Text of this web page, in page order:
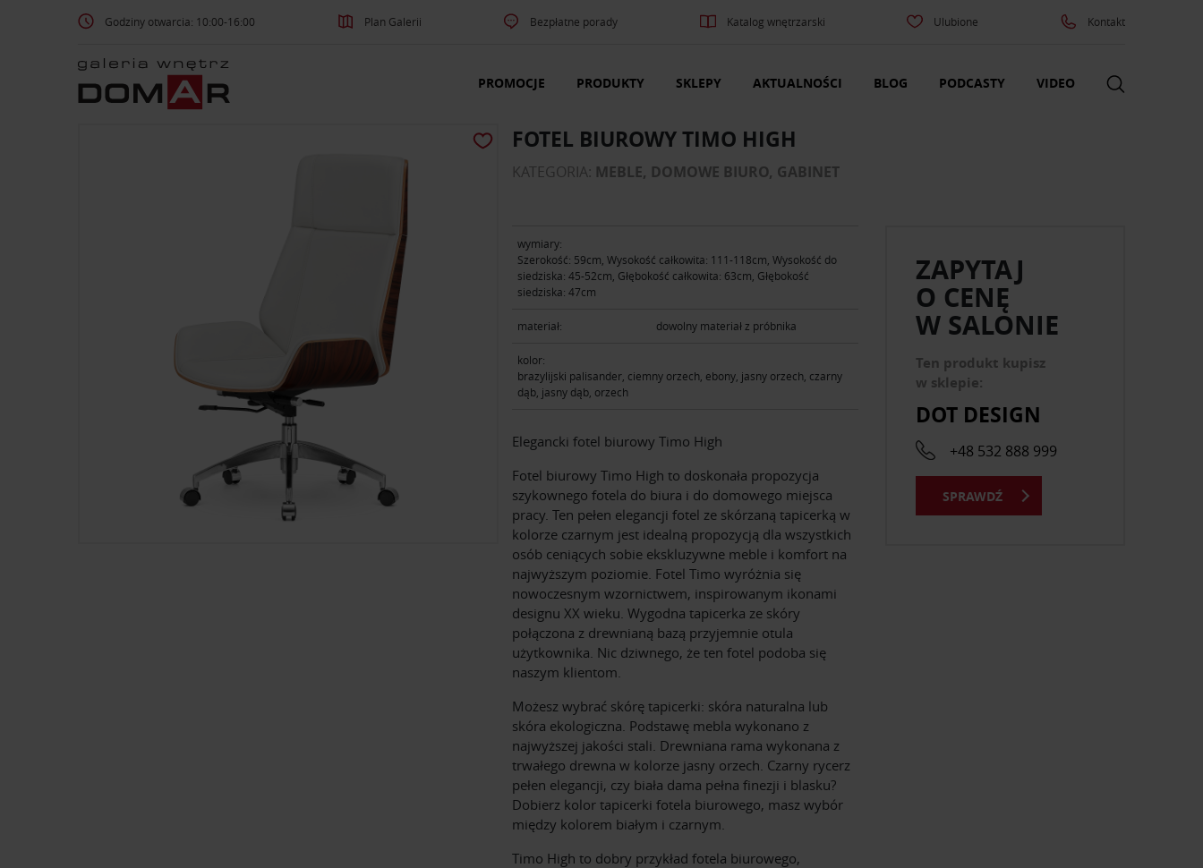
Godziny otwarcia: 10:00-16:00 Plan Galerii Bezpłatne porady Katalog wnętrzarski Ulubione Kontakt
PROMOCJE PRODUKTY SKLEPY AKTUALNOŚCI BLOG PODCASTY VIDEO
FOTEL BIUROWY TIMO HIGH
KATEGORIA: MEBLE, DOMOWE BIURO, GABINET
wymiary:
Szerokość: 59cm, Wysokość całkowita: 111-118cm, Wysokość do
siedziska: 45-52cm, Głębokość całkowita: 63cm, Głębokość
siedziska: 47cm
materiał: dowolny materiał z próbnika
kolor:
brazylijski palisander, ciemny orzech, ebony, jasny orzech, czarny
dąb, jasny dąb, orzech
Elegancki fotel biurowy Timo High
Fotel biurowy Timo High to doskonała propozycja
szykownego fotela do biura i do domowego miejsca
pracy. Ten pełen elegancji fotel ze skórzaną tapicerką w
kolorze czarnym jest idealną propozycją dla wszystkich
osób ceniących sobie ekskluzywne meble i komfort na
najwyższym poziomie. Fotel Timo wyróżnia się
nowoczesnym wzornictwem, inspirowanym ikonami
designu XX wieku. Wygodna tapicerka ze skóry
połączona z drewnianą bazą przyjemnie otula
użytkownika. Nic dziwnego, że ten fotel podoba się
naszym klientom.
Możesz wybrać skórę tapicerki: skóra naturalna lub
skóra ekologiczna. Podstawę mebla wykonano z
najwyższej jakości stali. Drewniana rama wykonana z
trwałego drewna w kolorze jasny orzech. Czarny rycerz
pełen elegancji, czy biała dama pełna finezji i blasku?
Dobierz kolor tapicerki fotela biurowego, masz wybór
między kolorem białym i czarnym.
Timo High to dobry przykład fotela biurowego,
ZAPYTAJ
O CENĘ
W SALONIE
Ten produkt kupisz
w sklepie:
DOT DESIGN
+48 532 888 999
SPRAWDŹ